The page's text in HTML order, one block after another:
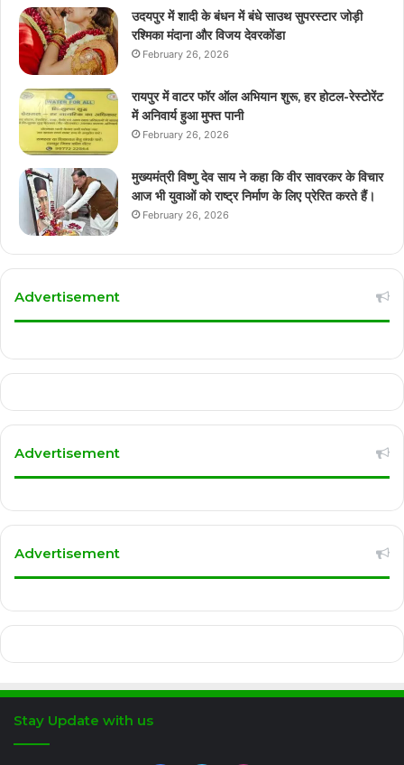
उदयपुर में शादी के बंधन में बंधे साउथ सुपरस्टार जोड़ी
रश्मिका मंदाना और विजय देवरकोंडा
February 26, 2026
रायपुर में वाटर फॉर ऑल अभियान शुरू, हर होटल-रेस्टोरेंट
में अनिवार्य हुआ मुफ्त पानी
February 26, 2026
मुख्यमंत्री विष्णु देव साय ने कहा कि वीर सावरकर के विचार
आज भी युवाओं को राष्ट्र निर्माण के लिए प्रेरित करते हैं।
February 26, 2026
Advertisement
Advertisement
Advertisement
Stay Update with us